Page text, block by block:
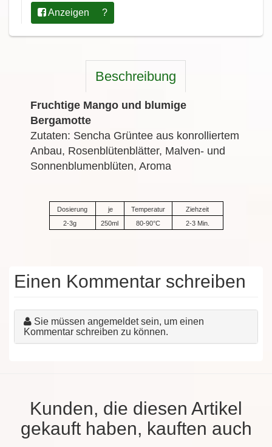
Anzeigen ?
Beschreibung
Fruchtige Mango und blumige
Bergamotte
Zutaten: Sencha Grüntee aus konrolliertem
Anbau, Rosenblütenblätter, Malven- und
Sonnenblumenblüten, Aroma
Dosierung je Temperatur
Ziehzeit
2-3g
250ml 80-90°C 2-3 Min.
Einen Kommentar schreiben
Sie müssen angemeldet sein, um einen
Kommentar schreiben zu können.
Kunden, die diesen Artikel
gekauft haben, kauften auch